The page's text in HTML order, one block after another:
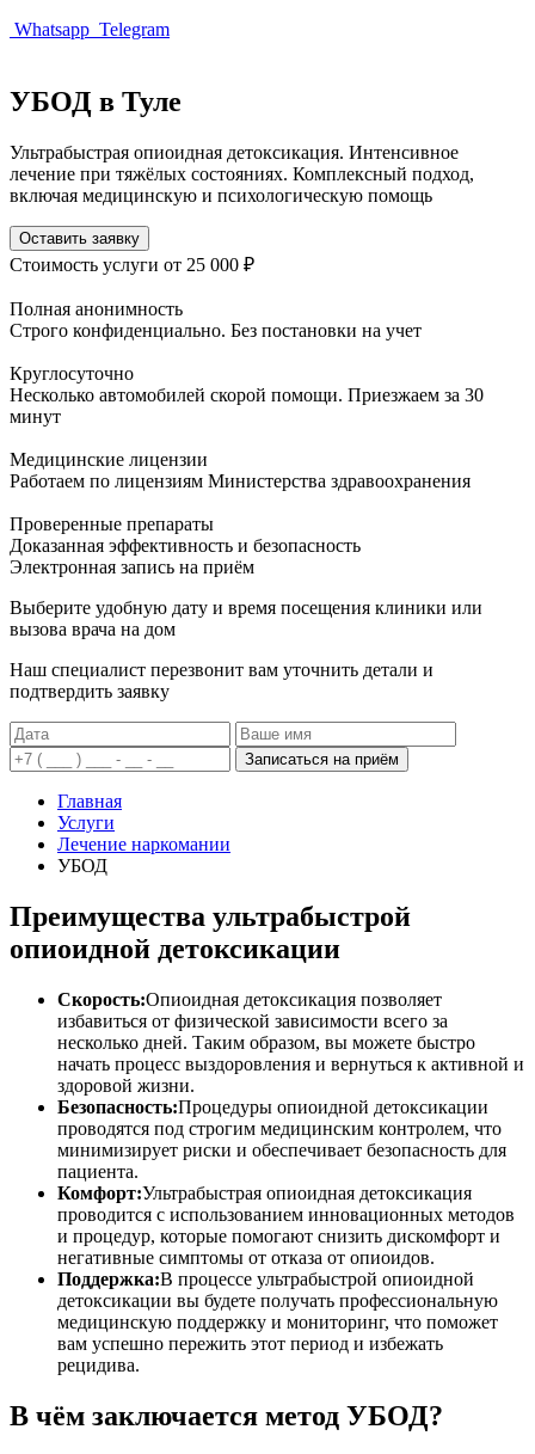
Whatsapp Telegram
УБОД в Туле
Ультрабыстрая опиоидная детоксикация. Интенсивное
лечение при тяжёлых состояниях. Комплексный подход,
включая медицинскую и психологическую помощь
Оставить заявку
Стоимость услуги от 25 000 ₽
Полная анонимность
Строго конфиденциально. Без постановки на учет
Круглосуточно
Несколько автомобилей скорой помощи. Приезжаем за 30
минут
Медицинские лицензии
Работаем по лицензиям Министерства здравоохранения
Проверенные препараты
Доказанная эффективность и безопасность
Электронная запись на приём
Выберите удобную дату и время посещения клиники или
вызова врача на дом
Наш специалист перезвонит вам уточнить детали и
подтвердить заявку
Записаться на приём
Главная
Услуги
Лечение наркомании
УБОД
Преимущества ультрабыстрой
опиоидной детоксикации
Скорость:Опиоидная детоксикация позволяет
избавиться от физической зависимости всего за
несколько дней. Таким образом, вы можете быстро
начать процесс выздоровления и вернуться к активной и
здоровой жизни.
Безопасность:Процедуры опиоидной детоксикации
проводятся под строгим медицинским контролем, что
минимизирует риски и обеспечивает безопасность для
пациента.
Комфорт:Ультрабыстрая опиоидная детоксикация
проводится с использованием инновационных методов
и процедур, которые помогают снизить дискомфорт и
негативные симптомы от отказа от опиоидов.
Поддержка:В процессе ультрабыстрой опиоидной
детоксикации вы будете получать профессиональную
медицинскую поддержку и мониторинг, что поможет
вам успешно пережить этот период и избежать
рецидива.
В чём заключается метод УБОД?